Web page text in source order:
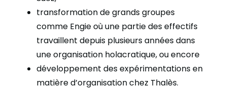
transformation de grands groupes
comme Engie où une partie des effectifs
travaillent depuis plusieurs années dans
une organisation holacratique, ou encore
développement des expérimentations en
matière d’organisation chez Thalès.